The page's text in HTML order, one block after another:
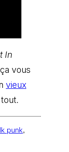
In
vous
vieux
punk